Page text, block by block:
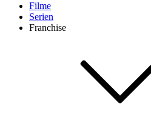
Filme
Serien
Franchise